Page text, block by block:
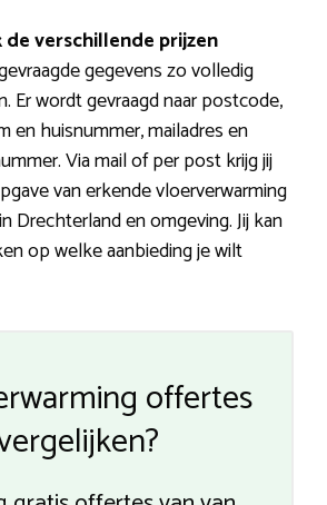
verschillende prijzen
gegevens zo volledig
Er wordt gevraagd naar postcode,
en huisnummer, mailadres en
Via mail of per post krijg jij
van erkende vloerverwarming
Drechterland en omgeving. Jij kan
op welke aanbieding je wilt
offertes